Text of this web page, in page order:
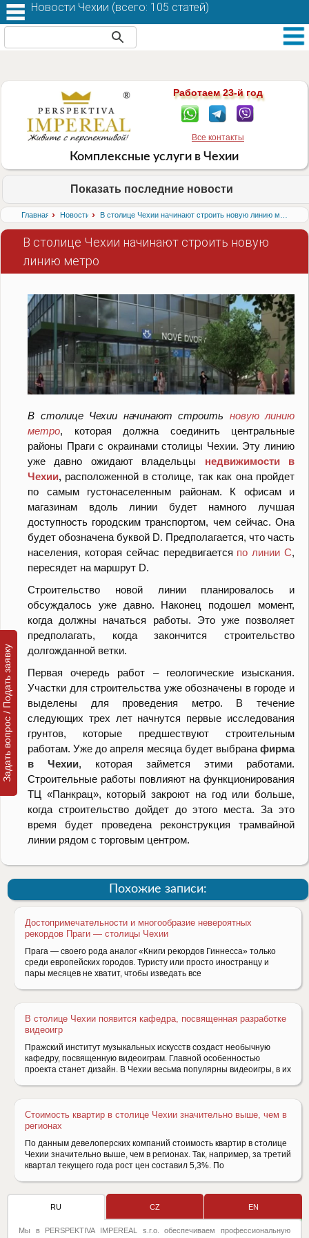
Работаем 23-й год
Все контакты
Комплексные услуги в Чехии
Показать последние новости
Главная › Новости ›
В столице Чехии начинают строить новую
линию метро
В столице Чехии начинают строить новую линию
метро, которая должна соединить центральные
районы Праги с окраинами столицы Чехии. Эту линию
уже давно ожидают владельцы недвижимости в
Чехии, расположенной в столице, так как она пройдет
по самым густонаселенным районам. К офисам и
магазинам вдоль линии будет намного лучшая
доступность городским транспортом, чем сейчас. Она
будет обозначена буквой D. Предполагается, что часть
населения, которая сейчас передвигается по линии С,
пересядет на маршрут D.
Строительство новой линии планировалось и
обсуждалось уже давно. Наконец подошел момент,
когда должны начаться работы. Это уже позволяет
предполагать, когда закончится строительство
долгожданной ветки.
Первая очередь работ – геологические изыскания.
Участки для строительства уже обозначены в городе и
выделены для проведения метро. В течение
следующих трех лет начнутся первые исследования
грунтов, которые предшествуют строительным
работам. Уже до апреля месяца будет выбрана фирма
в Чехии, которая займется этими работами.
Строительные работы повлияют на функционирования
ТЦ «Панкрац», который закроют на год или больше,
когда строительство дойдет до этого места. За это
время будет проведена реконструкция трамвайной
линии рядом с торговым центром.
Похожие записи:
Достопримечательности и многообразие невероятных
рекордов Праги — столицы Чехии
Прага — своего рода аналог «Книги рекордов Гиннесса» только
среди европейских городов. Туристу или просто иностранцу и
пары месяцев не хватит, чтобы изведать все
В столице Чехии появится кафедра, посвященная разработке
видеоигр
Пражский институт музыкальных искусств создаст необычную
кафедру, посвященную видеоиграм. Главной особенностью
проекта станет дизайн. В Чехии весьма популярны видеоигры, в их
Стоимость квартир в столице Чехии значительно выше, чем в
регионах
По данным девелоперских компаний стоимость квартир в столице
Чехии значительно выше, чем в регионах. Так, например, за третий
квартал текущего года рост цен составил 5,3%. По
Новости Чехии (всего: 105 статей)
Задать вопрос / Подать заявку
RU CZ EN
Мы в PERSPEKTIVA IMPEREAL s.r.o. обеспечиваем профессиональную